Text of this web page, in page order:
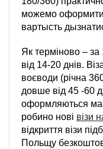
можемо оформити
вартысть
Як терміново – за
від 14-20 днів.
воєводи (річна
довше від 45 -60
оформляються
робино нові візи
відкриття візи
Польщу